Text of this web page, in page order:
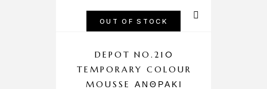
OUT OF STOCK
DEPOT NO.210
TEMPORARY COLOUR
MOUSSE ΑΝΘΡΑΚΊ